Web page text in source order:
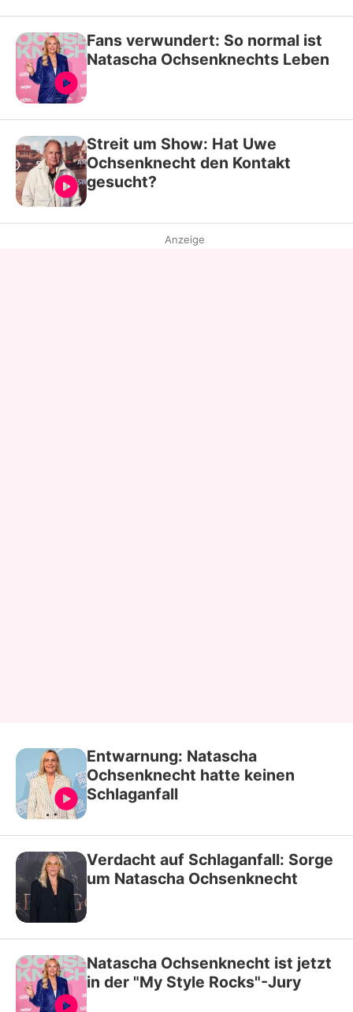
Fans verwundert: So normal ist
Natascha Ochsenknechts Leben
Streit um Show: Hat Uwe
Ochsenknecht den Kontakt
gesucht?
Anzeige
Entwarnung: Natascha
Ochsenknecht hatte keinen
Schlaganfall
Verdacht auf Schlaganfall: Sorge
um Natascha Ochsenknecht
Natascha Ochsenknecht ist jetzt
in der "My Style Rocks"-Jury